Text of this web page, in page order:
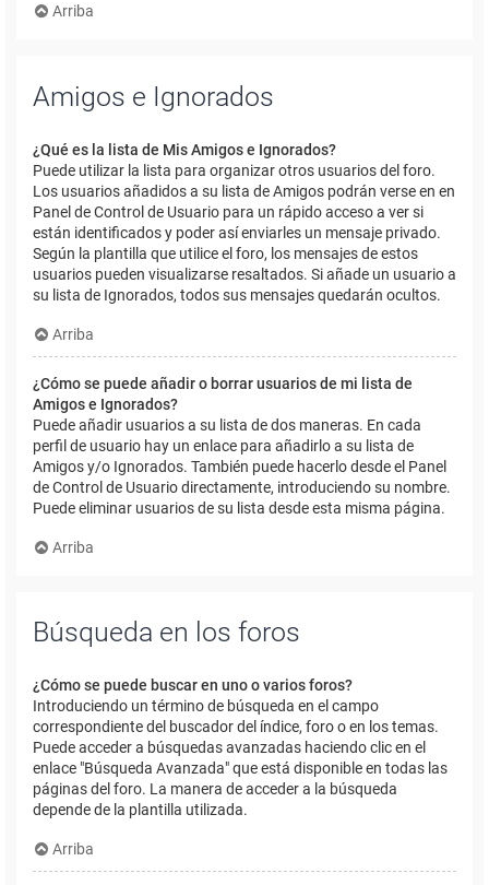
Arriba
Amigos e Ignorados
¿Qué es la lista de Mis Amigos e Ignorados?
Puede utilizar la lista para organizar otros usuarios del foro.
Los usuarios añadidos a su lista de Amigos podrán verse en en
Panel de Control de Usuario para un rápido acceso a ver si
están identificados y poder así enviarles un mensaje privado.
Según la plantilla que utilice el foro, los mensajes de estos
usuarios pueden visualizarse resaltados. Si añade un usuario a
su lista de Ignorados, todos sus mensajes quedarán ocultos.
Arriba
¿Cómo se puede añadir o borrar usuarios de mi lista de
Amigos e Ignorados?
Puede añadir usuarios a su lista de dos maneras. En cada
perfil de usuario hay un enlace para añadirlo a su lista de
Amigos y/o Ignorados. También puede hacerlo desde el Panel
de Control de Usuario directamente, introduciendo su nombre.
Puede eliminar usuarios de su lista desde esta misma página.
Arriba
Búsqueda en los foros
¿Cómo se puede buscar en uno o varios foros?
Introduciendo un término de búsqueda en el campo
correspondiente del buscador del índice, foro o en los temas.
Puede acceder a búsquedas avanzadas haciendo clic en el
enlace "Búsqueda Avanzada" que está disponible en todas las
páginas del foro. La manera de acceder a la búsqueda
depende de la plantilla utilizada.
Arriba